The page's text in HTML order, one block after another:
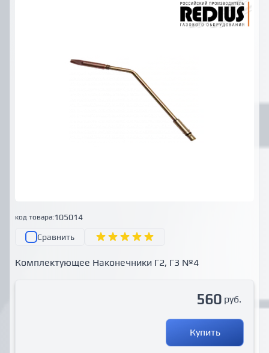
код товара:105014
Сравнить
Комплектующее Наконечники Г2, Г3 №4
560 руб.
Купить